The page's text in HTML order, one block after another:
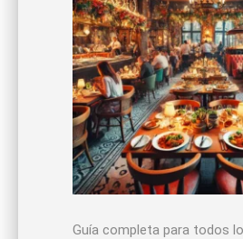
Guía completa para todos